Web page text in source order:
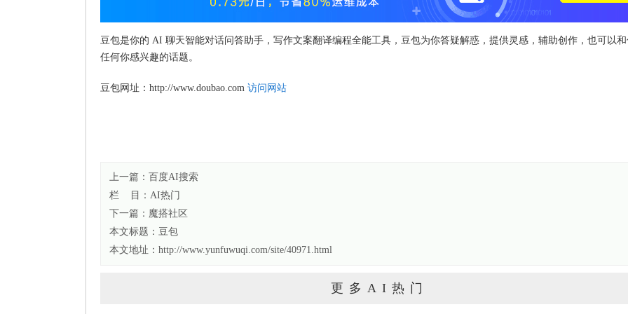
豆包是你的 AI 聊天智能对话问答助手，写作文案翻译编程全能工具，豆包为你答疑解惑，提供灵感，辅助创作，也可以
任何你感兴趣的话题。
豆包网址：http://www.doubao.com 访问网站
上一篇： 百度AI搜索
栏 目： AI热门
下一篇： 魔搭社区
本文标题： 豆包
本文地址：http://www.yunfuwuqi.com/site/40971.html
更多AI热门